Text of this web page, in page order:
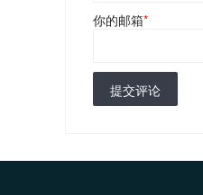
你的邮箱*
提交评论